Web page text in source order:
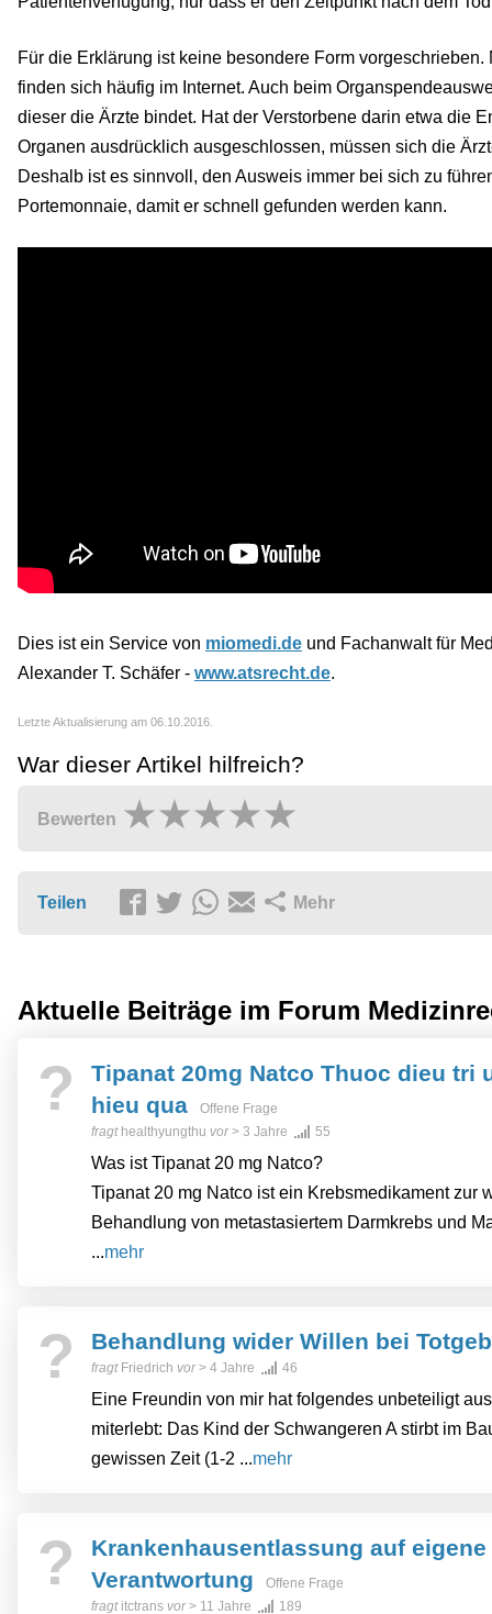
Für die Erklärung ist keine besondere Form vorgeschrieben.
finden sich häufig im Internet. Auch beim
dieser die Ärzte bindet. Hat der Verstorbene darin etwa die
Organen ausdrücklich ausgeschlossen, müssen sich die
Deshalb ist es sinnvoll, den Ausweis immer bei sich zu
Portemonnaie, damit er schnell gefunden werden kann.
Dies ist ein Service von miomedi.de und Fachanwalt für
Alexander T. Schäfer - www.atsrecht.de.
Letzte Aktualisierung am 06.10.2016.
War dieser Artikel hilfreich?
Bewerten
Teilen Mehr
Aktuelle Beiträge im Forum
?
Tipanat 20mg Natco Thuoc dieu tri
hieu qua
Offene Frage
fragt healthyungthu vor> 3 Jahre 55
Was ist Tipanat 20 mg Natco?
Tipanat 20 mg Natco ist ein Krebsmedikament zur
Behandlung von metastasiertem Darmkrebs und
...mehr
? Behandlung wider Willen bei
fragt Friedrich vor> 4 Jahre 46
Eine Freundin von mir hat folgendes unbeteiligt
miterlebt: Das Kind der Schwangeren A stirbt im
gewissen Zeit (1-2 ...mehr
?
Krankenhausentlassung auf eigene
Verantwortung
Offene Frage
fragt itctrans vor> 11 Jahre 189